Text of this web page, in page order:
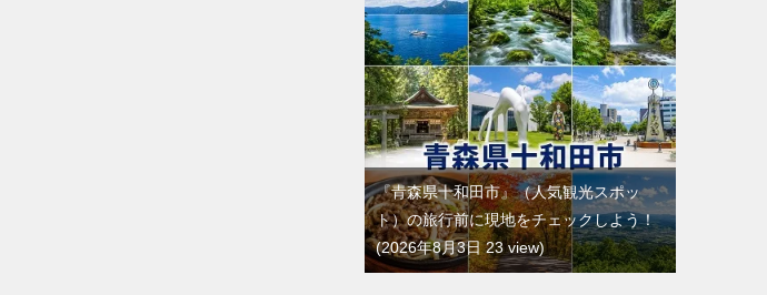
『青森県十和田市』（人気観光スポッ
ト）の旅行前に現地をチェックしよう！
2026年8月3日 23 view